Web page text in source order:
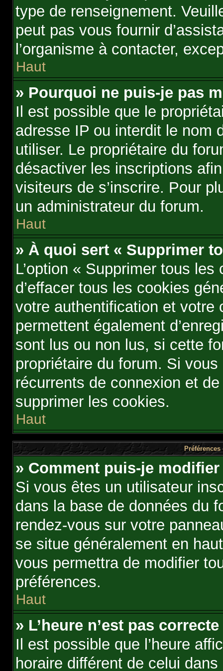
type de renseignement.
peut pas vous fournir
l’organisme à contacter,
Haut
» Pourquoi ne puis-je pas
Il est possible que le
adresse IP ou interdit le nom
utiliser. Le propriétaire du
désactiver les inscriptions
visiteurs de s’inscrire. Pour
un administrateur du forum.
Haut
» À quoi sert « Supprimer
L’option « Supprimer tous
d’effacer tous les cookies
votre authentification et votre
permettent également
sont lus ou non lus, si cette
propriétaire du forum. Si
récurrents de connexion et
supprimer les cookies.
Haut
» Comment puis-je
Si vous êtes un utilisateur
dans la base de données du
rendez-vous sur votre
se situe généralement en
vous permettra de modifier
préférences.
Haut
» L’heure n’est pas correcte
Il est possible que l’heure
horaire différent de celui